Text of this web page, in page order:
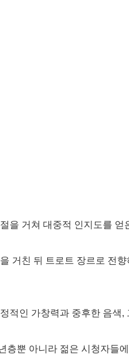
을 거쳐 대중적 인지도를 얻
거친 뒤 트로트 장르로 전
적인 가창력과 중후한 음색
층뿐 아니라 젊은 시청자들